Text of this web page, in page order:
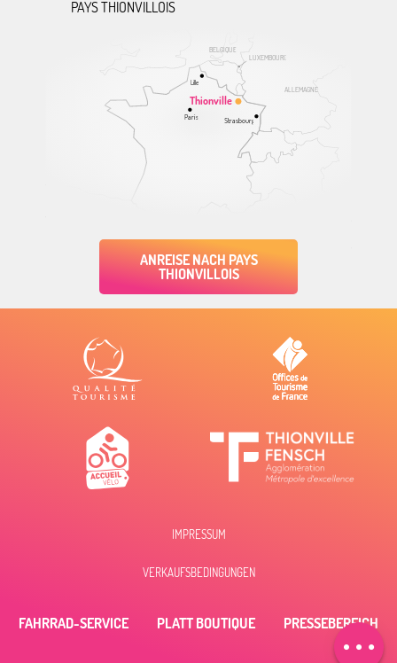
Per E-Mail
kontaktieren
ALLEMAGNE
BELGIQUE
LUXEMBOURG
Thionville
Lille
Paris Strasbourg
PAYS THIONVILLOIS
ANREISE NACH PAYS
THIONVILLOIS
IMPRESSUM
VERKAUFSBEDINGUNGEN
FAHRRAD-SERVICE PLATT BOUTIQUE PRESSEBEREICH